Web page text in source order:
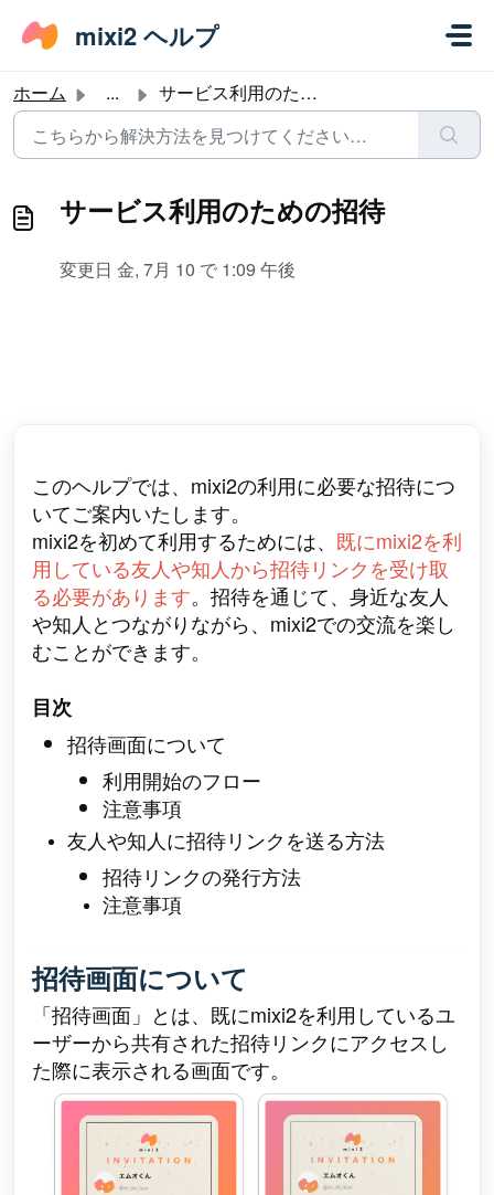
mixi2 ヘルプ
ホーム ... サービス利用のための招待
サービス利用のための招待
変更日 金, 7月 10 で 1:09 午後
このヘルプでは、mixi2の利用に必要な招待につ
いてご案内いたします。
mixi2を初めて利用するためには、 既にmixi2を利
用している友人や知人から招待リンクを受け取
る必要があります。招待を通じて、身近な友人
や知人とつながりながら、mixi2での交流を楽し
むことができます。
目次
招待画面について
利用開始のフロー
注意事項
友人や知人に招待リンクを送る方法
招待リンクの発行方法
注意事項
招待画面について
「招待画面」とは、既にmixi2を利用しているユ
ーザーから共有された招待リンクにアクセスし
た際に表示される画面です。